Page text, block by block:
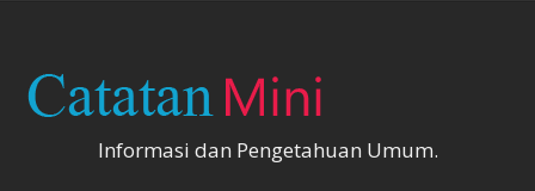
Informasi dan Pengetahuan Umum.